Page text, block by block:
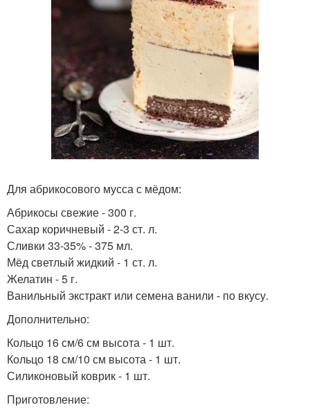
Для абрикосового мусса с мёдом:
Абрикосы свежие - 300 г.
Сахар коричневый - 2-3 ст. л.
Сливки 33-35% - 375 мл.
Мёд светлый жидкий - 1 ст. л.
Желатин - 5 г.
Ванильный экстракт или семена ванили - по вкусу.
Дополнительно:
Кольцо 16 см/6 см высота - 1 шт.
Кольцо 18 см/10 см высота - 1 шт.
Силиконовый коврик - 1 шт.
Приготовление: